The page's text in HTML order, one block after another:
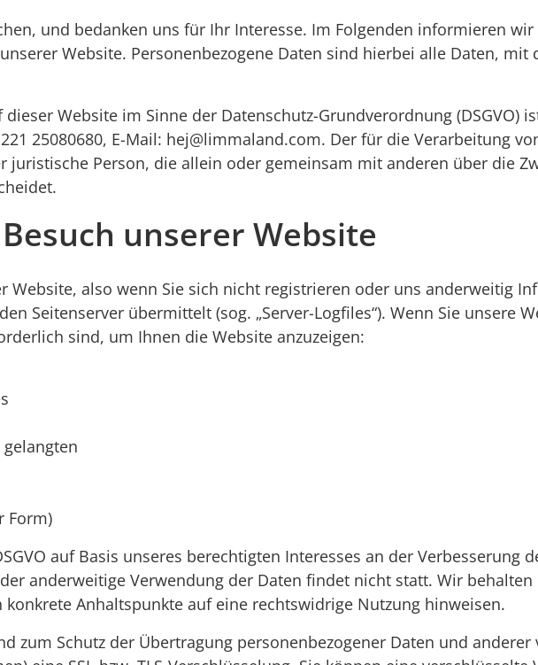
und bedanken uns für Ihr Interesse. Im Folgenden informieren
Website. Personenbezogene Daten sind hierbei alle Daten, mit
Website im Sinne der Datenschutz-Grundverordnung (DSGVO)
25080680, E-Mail: hej@limmaland.com. Der für die Verarbeitung
Person, die allein oder gemeinsam mit anderen über die
unserer Website
also wenn Sie sich nicht registrieren oder uns anderweitig
Seitenserver übermittelt (sog. „Server-Logfiles“). Wenn Sie unsere
sind, um Ihnen die Website anzuzeigen:
Form)
auf Basis unseres berechtigten Interesses an der Verbesserung
anderweitige Verwendung der Daten findet nicht statt. Wir
Anhaltspunkte auf eine rechtswidrige Nutzung hinweisen.
zum Schutz der Übertragung personenbezogener Daten und